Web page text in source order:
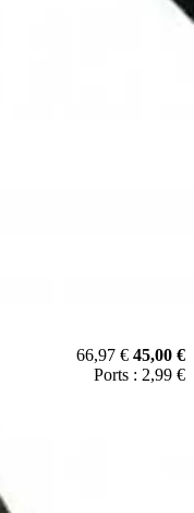
66,97 € 45,00 €
Ports : 2,99 €